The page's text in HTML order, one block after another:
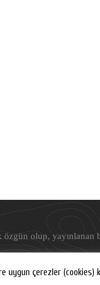
olup, yayınlanan
çerezler (cookies)